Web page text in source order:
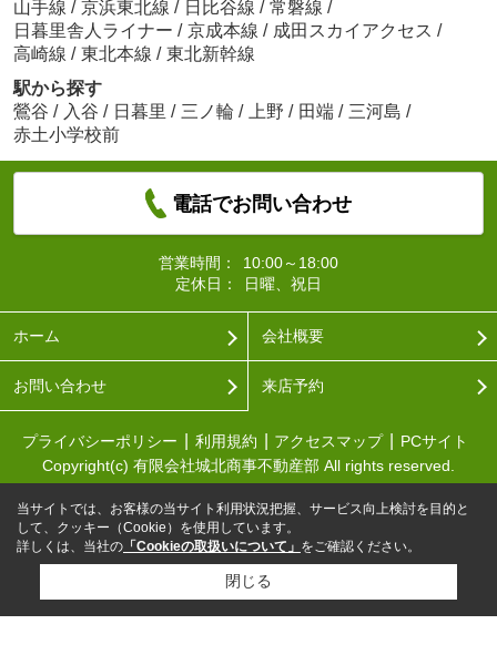
山手線 / 京浜東北線 / 日比谷線 / 常磐線 /
日暮里舎人ライナー / 京成本線 / 成田スカイアクセス /
高崎線 / 東北本線 / 東北新幹線
駅から探す
鶯谷 / 入谷 / 日暮里 / 三ノ輪 / 上野 / 田端 / 三河島 /
赤土小学校前
電話でお問い合わせ
営業時間：
10:00～18:00
定休日：
日曜、祝日
ホーム 会社概要
お問い合わせ 来店予約
プライバシーポリシー 利用規約 アクセスマップ
PCサイト
Copyright(c) 有限会社城北商事不動産部 All rights reserved.
当サイトでは、お客様の当サイト利用状況把握、サービス向上検討を目的と
して、クッキー（Cookie）を使用しています。
詳しくは、当社の 「Cookieの取扱いについて」 をご確認ください。
閉じる